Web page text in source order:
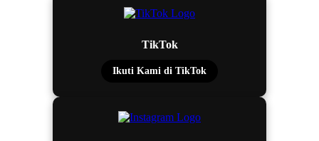
TikTok
Ikuti Kami di TikTok